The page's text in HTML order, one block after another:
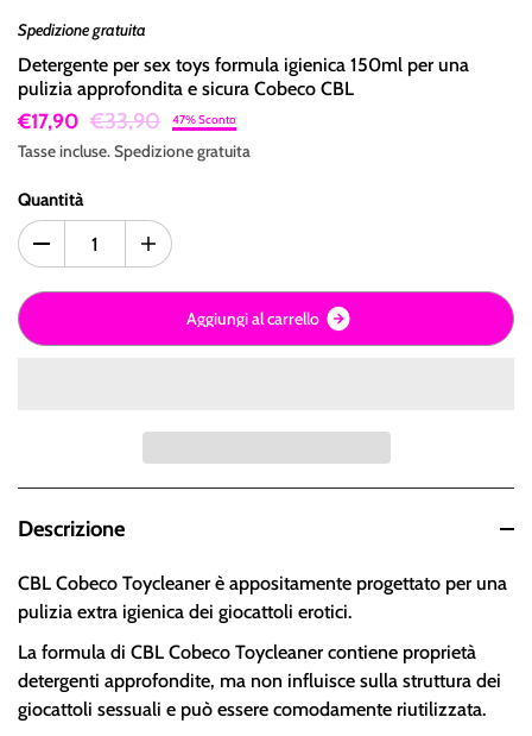
Spedizione gratuita
Detergente per sex toys formula igienica 150ml per una
pulizia approfondita e sicura Cobeco CBL
€17,90 €33,90 47% Sconto
Tasse incluse.Spedizionegratuita
Quantità
Aggiungialcarrello
Descrizione
CBL Cobeco Toycleaner è appositamente progettato per una
pulizia extra igienica dei giocattoli erotici.
La formula di CBL Cobeco Toycleaner contiene proprietà
detergenti approfondite, ma non influisce sulla struttura dei
giocattoli sessuali e può essere comodamente riutilizzata.